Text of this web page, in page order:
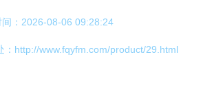
间：2026-08-06 09:28:24
：http://www.fqyfm.com/product/29.html